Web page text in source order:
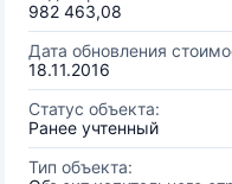
982 463,08
Дата обновления
18.11.2016
Статус объекта:
Ранее учтенный
Тип объекта: